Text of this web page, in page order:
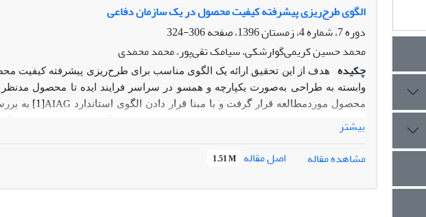
الگوی طرح‌ریزی پیشرفته کیفیت محصول در یک سازمان دفاعی
دوره 7، شماره 4، زمستان 1396، صفحه
306-324
محمد حسین کریمی‌گوارشکی، سیامک تقی‌پور، محمد محمدی
چکیده
هدف از این تحقیق ارائه یک الگوی مناسب برای طرح‌ریزی پیشرفته
وابسته به طراحی به‌صورت یکپارچه و همسو در سراسر فرایند ایده تا محصول
محصول موردمطالعه قرار گرفت و با مبنا قرار دادن الگوی استاندارد AIAG
[1] به
ذی‌نفعان داخلی و خارجی فرایند طراحی، فهرست الزامات آن‌ها تعیین و بر اساس آن
کیفیت محصول در مرحله طراحی ، عدم شناخت کامل از ذی‌نفعان و الزامات آنان هست.
بیشتر
مشاهده مقاله
اصل مقاله 1.51 M